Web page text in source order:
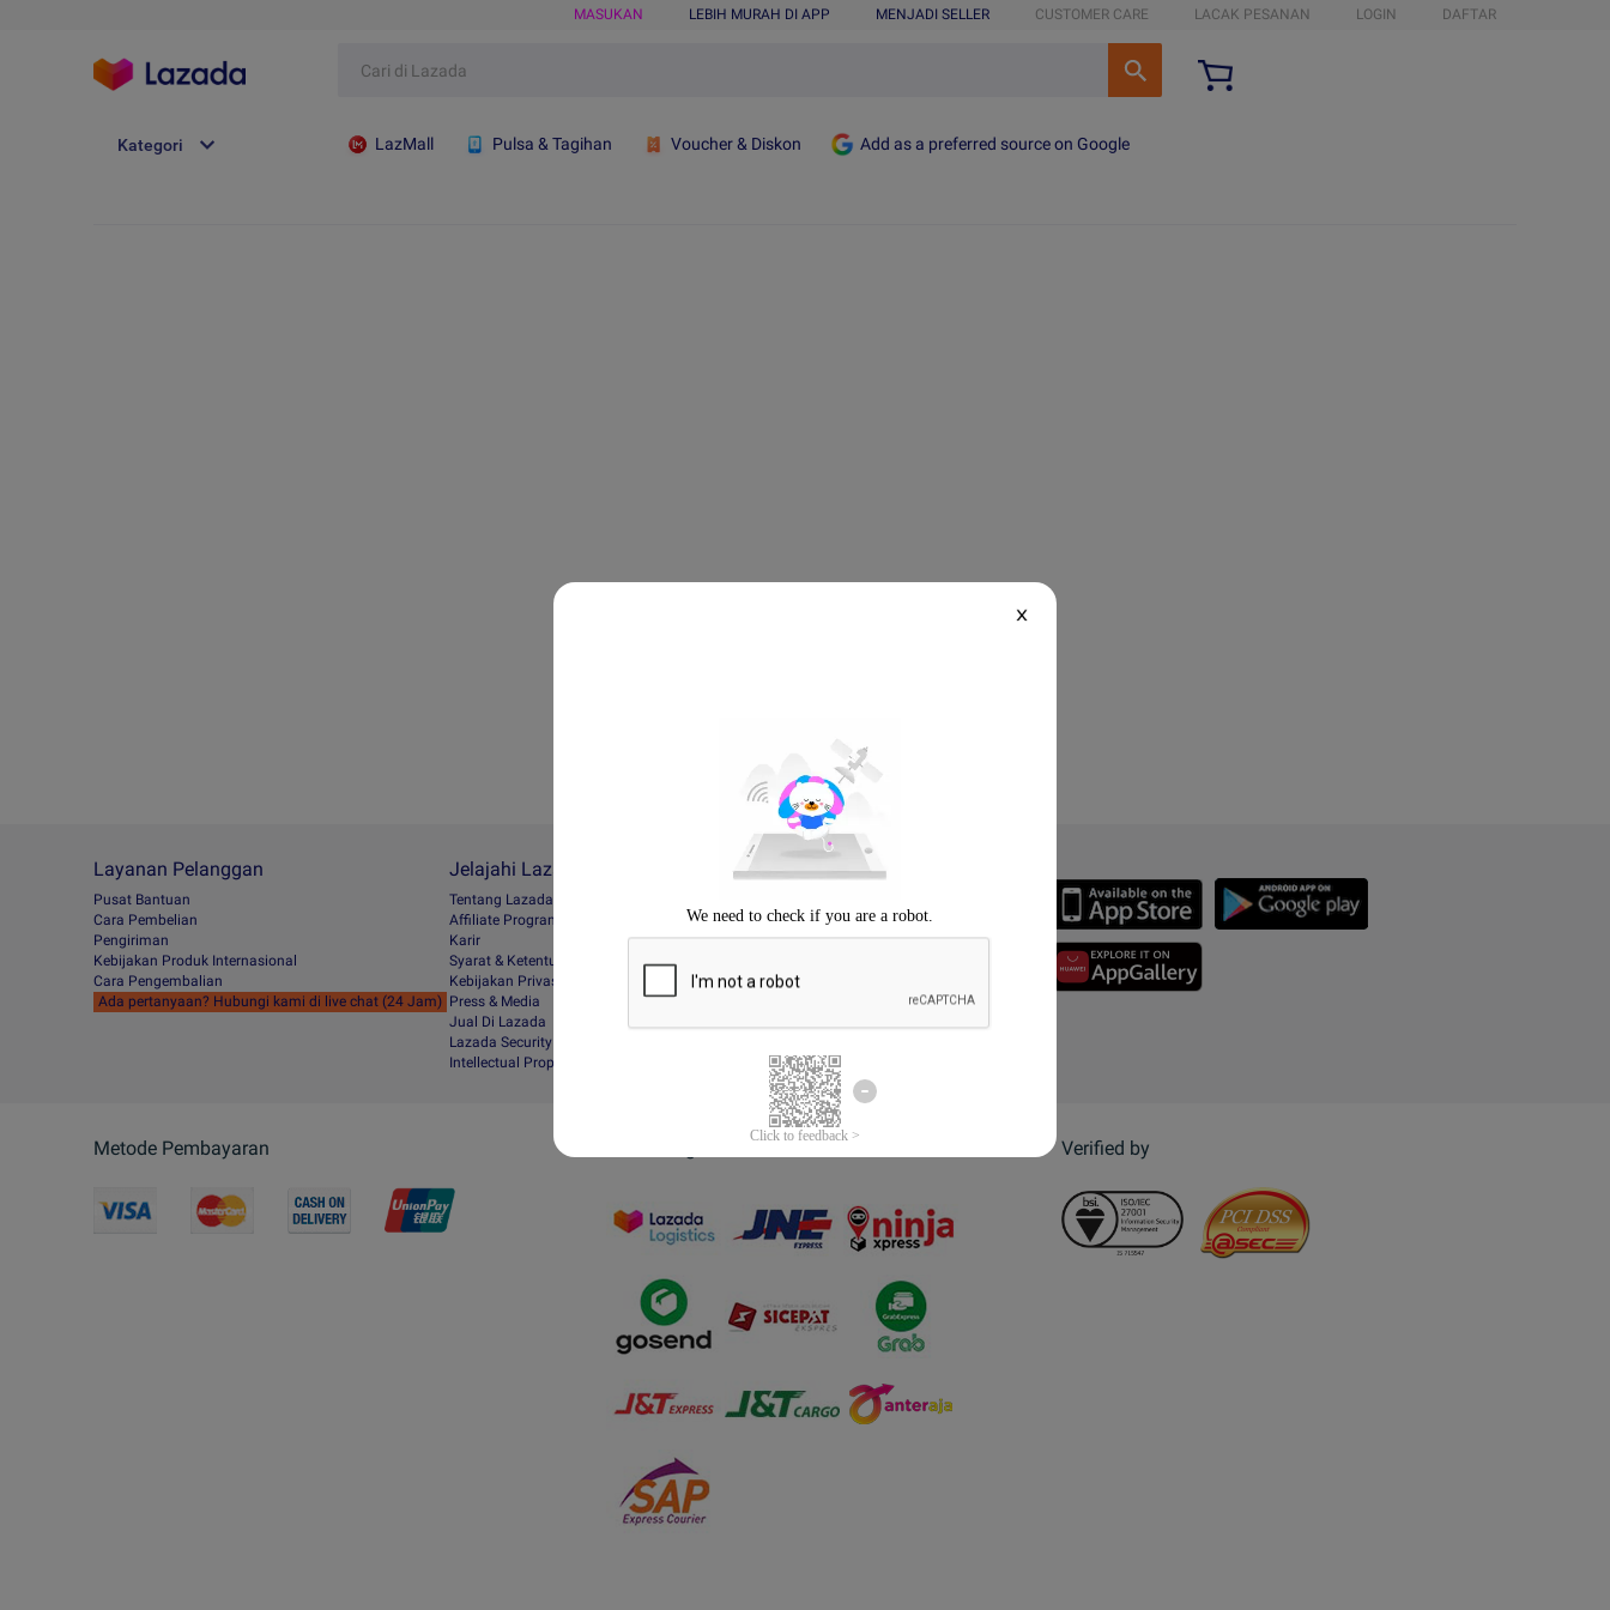
MASUKAN LEBIH MURAH DI APP MENJADI SELLER CUSTOMER CARE LACAK PESANAN LOGIN DAFTAR
Kategori LazMall Pulsa & Tagihan Voucher & Diskon Add as a preferred source on Google
Layanan Pelanggan
Pusat Bantuan
Cara Pembelian
Pengiriman
Kebijakan Produk Internasional
Cara Pengembalian
Ada pertanyaan? Hubungi kami di live chat (24 Jam)
Jelajahi Lazada
Tentang Lazada
Afﬁliate Program
Karir
Syarat & Ketentuan
Kebijakan Privasi
Press & Media
Jual Di Lazada
Lazada Security
Intellectual Property Protection
Download the App
Metode Pembayaran Verified by
X